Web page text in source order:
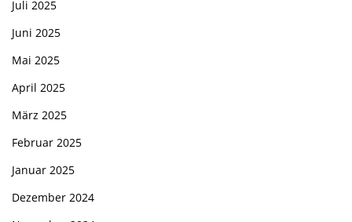
Juli 2025
Juni 2025
Mai 2025
April 2025
März 2025
Februar 2025
Januar 2025
Dezember 2024